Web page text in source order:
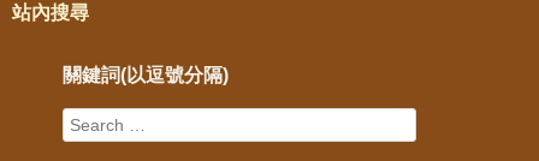
站內搜尋
關鍵詞(以逗號分隔)